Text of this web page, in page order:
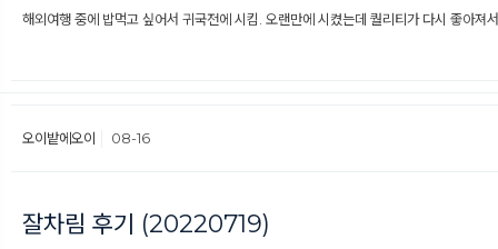
해외여행 중에 밥먹고 싶어서 귀국전에 시킴. 오랜만에 시켰는데 퀄리티가 다시 좋아져
오이밭에오이 08-16
잘차림 후기 (20220719)